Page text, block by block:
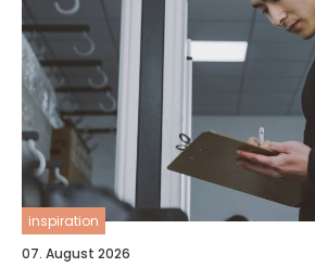
inspiration
07. August 2026